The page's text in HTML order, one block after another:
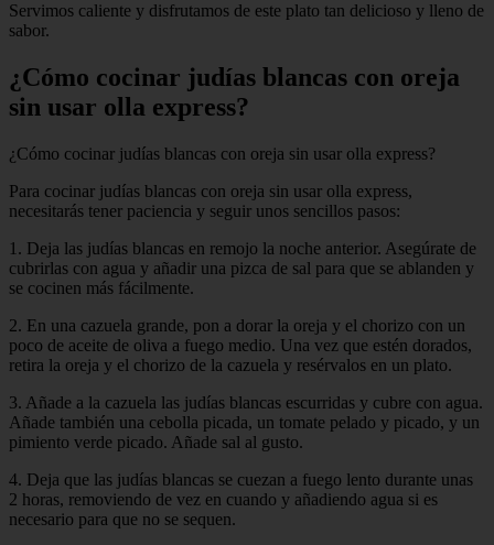
Servimos caliente y disfrutamos de este plato tan delicioso y lleno de
sabor.
¿Cómo cocinar judías blancas con oreja
sin usar olla express?
¿Cómo cocinar judías blancas con oreja sin usar olla express?
Para cocinar judías blancas con oreja sin usar olla express,
necesitarás tener paciencia y seguir unos sencillos pasos:
1. Deja las judías blancas en remojo la noche anterior. Asegúrate de
cubrirlas con agua y añadir una pizca de sal para que se ablanden y
se cocinen más fácilmente.
2. En una cazuela grande, pon a dorar la oreja y el chorizo con un
poco de aceite de oliva a fuego medio. Una vez que estén dorados,
retira la oreja y el chorizo de la cazuela y resérvalos en un plato.
3. Añade a la cazuela las judías blancas escurridas y cubre con agua.
Añade también una cebolla picada, un tomate pelado y picado, y un
pimiento verde picado. Añade sal al gusto.
4. Deja que las judías blancas se cuezan a fuego lento durante unas
2 horas, removiendo de vez en cuando y añadiendo agua si es
necesario para que no se sequen.